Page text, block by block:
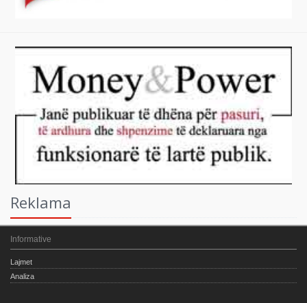
Reklama
Informative
Lajmet
Analiza